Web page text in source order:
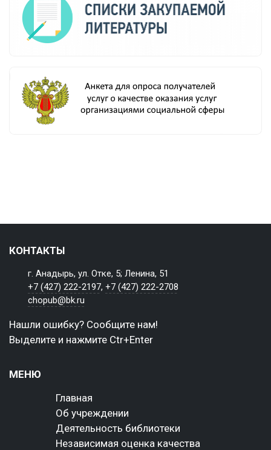
КОНТАКТЫ
г. Анадырь, ул. Отке, 5; Ленина, 51
+7 (427) 222-2197,+7 (427) 222-2708
chopub@bk.ru
Нашли ошибку? Сообщите нам!
Выделите и нажмите Ctr+Enter
МЕНЮ
Главная
Об учреждении
Деятельность библиотеки
Независимая оценка качества